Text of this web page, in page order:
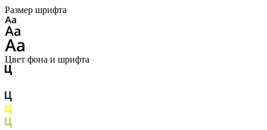
Размер шрифта
Цвет фона и шрифта